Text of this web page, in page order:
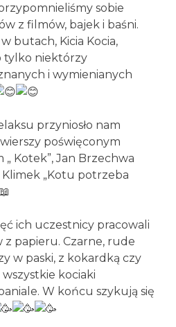
sobie
z filmów, bajek i baśni.
butach, Kicia Kocia,
tylko niektórzy
i wymienianych
przyniosło nam
poświęconym
Kotek”, Jan Brzechwa
Klimek „Kotu potrzeba
ich uczestnicy pracowali
papieru. Czarne, rude
w paski, z kokardką czy
wszystkie kociaki
W końcu szykują się